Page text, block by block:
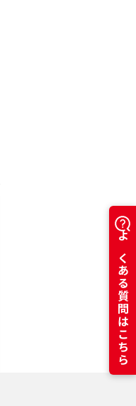
よくある質問はこちら